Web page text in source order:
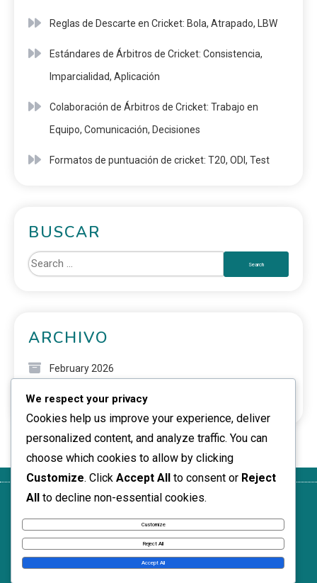
Reglas de Descarte en Cricket: Bola, Atrapado, LBW
Estándares de Árbitros de Cricket: Consistencia,
Imparcialidad, Aplicación
Colaboración de Árbitros de Cricket: Trabajo en
Equipo, Comunicación, Decisiones
Formatos de puntuación de cricket: T20, ODI, Test
BUSCAR
ARCHIVO
February 2026
January 2026
Ponte en
contacto
Tu
privacidad
Términos de
servicio
Quiénes
somos
seguimiento
News Express © 2026. All Rights Reserved.
We respect your privacy
Cookies help us improve your experience, deliver
personalized content, and analyze traffic. You can
choose which cookies to allow by clicking
Customize. Click Accept All to consent or Reject
All to decline non-essential cookies.
Customize
Reject All
Accept All